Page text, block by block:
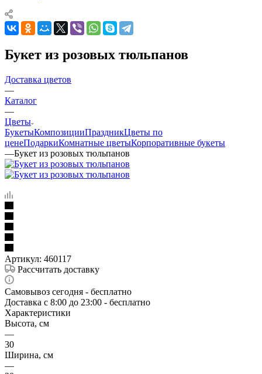
Букет из розовых тюльпанов
Доставка цветов
—
Каталог
—
Цветы
БукетыКомпозицииПраздникЦветы по
ценеПодаркиКомнатные цветыКорпоративные букеты
—Букет из розовых тюльпанов
Артикул: 460117
Рассчитать доставку
Самовывоз сегодня - бесплатно
Доставка c 8:00 до 23:00 - бесплатно
Характеристики
Высота, см
—
30
Ширина, см
—